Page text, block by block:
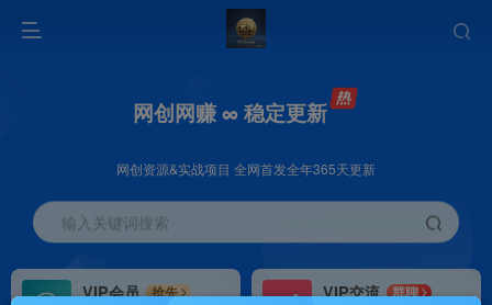
网创网赚 ∞ 稳定更新
网创资源&实战项目 全网首发全年365天更新
输入关键词搜索
VIP会员
抢先
VIP交流
群聊